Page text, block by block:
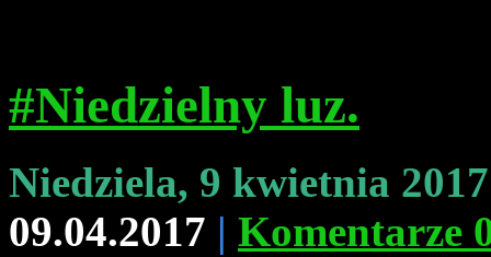
#Niedzielny luz.
Niedziela, 9 kwietnia
09.04.2017 | Komentarze